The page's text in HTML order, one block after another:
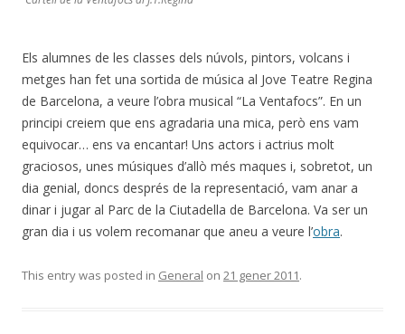
Els alumnes de les classes dels núvols, pintors, volcans i
metges han fet una sortida de música al Jove Teatre Regina
de Barcelona, a veure l’obra musical “La Ventafocs”. En un
principi creiem que ens agradaria una mica, però ens vam
equivocar… ens va encantar! Uns actors i actrius molt
graciosos, unes músiques d’allò més maques i, sobretot, un
dia genial, doncs després de la representació, vam anar a
dinar i jugar al Parc de la Ciutadella de Barcelona. Va ser un
gran dia i us volem recomanar que aneu a veure l’obra.
This entry was posted in General on 21 gener 2011.